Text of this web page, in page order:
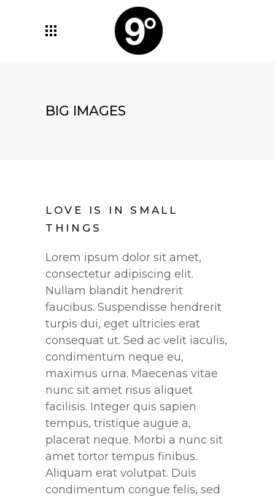
BIG IMAGES
LOVE IS IN SMALL
THINGS
Lorem ipsum dolor sit amet,
consectetur adipiscing elit.
Nullam blandit hendrerit
faucibus. Suspendisse hendrerit
turpis dui, eget ultricies erat
consequat ut. Sed ac velit iaculis,
condimentum neque eu,
maximus urna. Maecenas vitae
nunc sit amet risus aliquet
facilisis. Integer quis sapien
tempus, tristique augue a,
placerat neque. Morbi a nunc sit
amet tortor tempus finibus.
Aliquam erat volutpat. Duis
condimentum congue felis, sed